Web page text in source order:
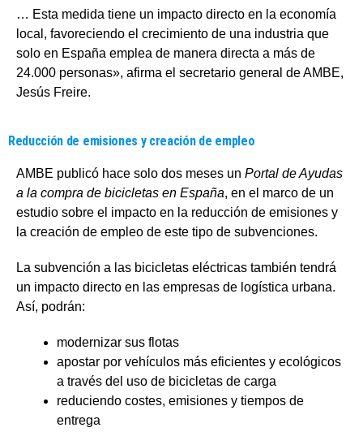
… Esta medida tiene un impacto directo en la economía
local, favoreciendo el crecimiento de una industria que
solo en España emplea de manera directa a más de
24.000 personas», afirma el secretario general de AMBE,
Jesús Freire.
Reducción de emisiones y creación de empleo
AMBE publicó hace solo dos meses un Portal de Ayudas
a la compra de bicicletas en España, en el marco de un
estudio sobre el impacto en la reducción de emisiones y
la creación de empleo de este tipo de subvenciones.
La subvención a las bicicletas eléctricas también tendrá
un impacto directo en las empresas de logística urbana.
Así, podrán:
modernizar sus flotas
apostar por vehículos más eficientes y ecológicos
a través del uso de bicicletas de carga
reduciendo costes, emisiones y tiempos de
entrega